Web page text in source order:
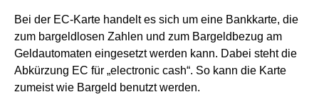
Bei der EC-Karte handelt es sich um eine Bankkarte, die
zum bargeldlosen Zahlen und zum Bargeldbezug am
Geldautomaten eingesetzt werden kann. Dabei steht die
Abkürzung EC für „electronic cash“. So kann die Karte
zumeist wie Bargeld benutzt werden.